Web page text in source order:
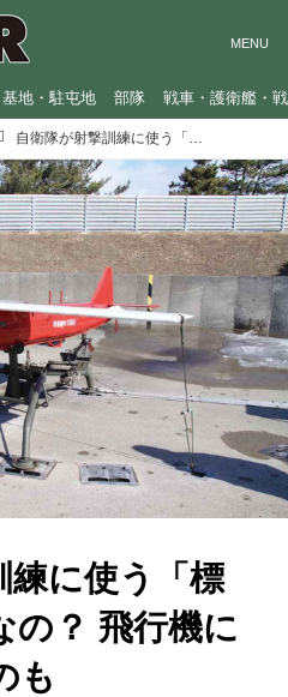
基地・駐屯地 部隊 戦車・護衛艦・
練に使う「標
の？ 飛行機に
も